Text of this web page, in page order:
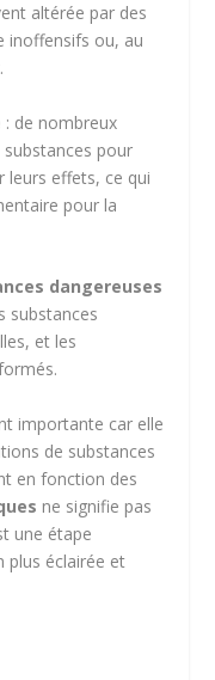
altérée par des
inoffensifs ou, au
: de nombreux
substances pour
leurs effets, ce qui
pour la
dangereuses
substances
et les
importante car elle
de substances
en fonction des
ne signifie pas
une étape
plus éclairée et